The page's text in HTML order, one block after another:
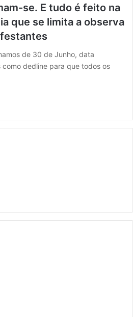
se. E tudo é feito na
que se limita a observa
de 30 de Junho, data
dedline para que todos os